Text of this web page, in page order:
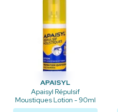
APAISYL
Apaisyl Répulsif
Moustiques Lotion - 90ml